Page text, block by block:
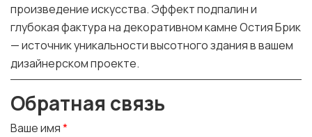
произведение искусства. Эффект подпалин и
глубокая фактура на декоративном камне Остия Брик
— источник уникальности высотного здания в вашем
дизайнерском проекте.
Обратная связь
Ваше имя*